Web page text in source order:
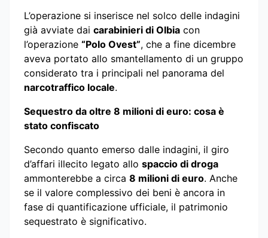
L’operazione si inserisce nel solco delle indagini
già avviate dai carabinieri di Olbia con
l’operazione “Polo Ovest”, che a fine dicembre
aveva portato allo smantellamento di un gruppo
considerato tra i principali nel panorama del
narcotraffico locale.
Sequestro da oltre 8 milioni di euro: cosa è
stato confiscato
Secondo quanto emerso dalle indagini, il giro
d’affari illecito legato allo spaccio di droga
ammonterebbe a circa 8 milioni di euro. Anche
se il valore complessivo dei beni è ancora in
fase di quantificazione ufficiale, il patrimonio
sequestrato è significativo.